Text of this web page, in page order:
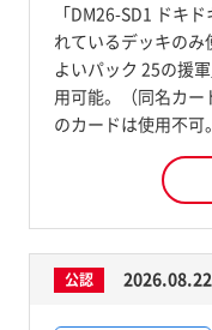
「DM26-SD1 ドキ
れているデッキのみ
よいパック 25の援
用可能。（同名カー
のカードは使用不可
公認